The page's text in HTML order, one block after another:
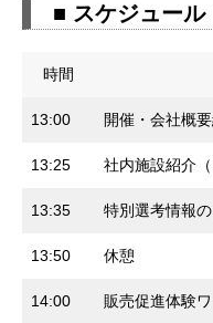
■ スケジュール
時間
13:00 開催・会社概
13:25 社内施設紹介
13:35 特別選考情報
13:50 休憩
14:00 販売促進体験ワ